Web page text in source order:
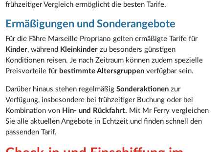
frühzeitiger Vergleich ermöglicht die besten Tarife.
Ermäßigungen und Sonderangebote
Für die Fähre Marseille Propriano gelten ermäßigte Tarife für
Kinder, während Kleinkinderzu besonders günstigen
Konditionen reisen. Je nach Zeitraum können zudem spezielle
Preisvorteile für bestimmte Altersgruppenverfügbar sein.
Darüber hinaus stehen regelmäßigSonderaktionenzur
Verfügung, insbesondere bei frühzeitiger Buchung oder bei
Kombination von Hin- und Rückfahrt. Mit Mr Ferry vergleichen
Sie alle aktuellen Angebote in Echtzeit und finden schnell den
passenden Tarif.